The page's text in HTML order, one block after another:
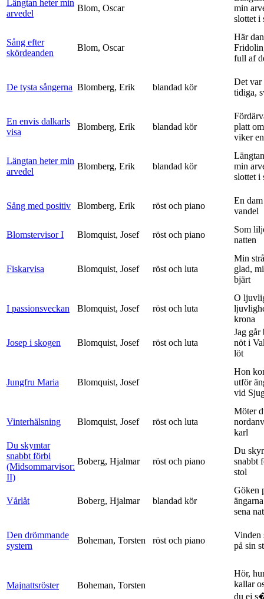
Längtan heter min
arvedel
Blom, Oscar
min
slottet i
Sång efter
skördeanden
Blom, Oscar
Här
full af
De tysta sångerna Blomberg, Erik blandad kör
Det var
tidiga,
En envis dalkarls
visa
Blomberg, Erik blandad kör
platt
viker
Längtan heter min
arvedel
Blomberg, Erik blandad kör
min
slottet i
Sång med positiv Blomberg, Erik röst och piano
En
vandel
Blomstervisor I Blomquist, Josef röst och piano
Som
natten
Fiskarvisa Blomquist, Josef röst och luta
Min
glad,
bjärt
I passionsveckan Blomquist, Josef röst och luta
O
krona
Josep i skogen Blomquist, Josef röst och luta
Jag går
nöt i
löt
Jungfru Maria Blomquist, Josef
Hon
utför
vid
Vinterhälsning Blomquist, Josef röst och luta
Möter
karl
Du skymtar
snabbt förbi
(Midsommarvisor:
II)
Boberg, Hjalmar röst och piano
Du
snabbt
stol
Vårlåt Boberg, Hjalmar blandad kör
Göken
sena
Den drömmande
systern
Boheman, Torsten röst och piano
Vinden
på sin
Majnattsröster Boheman, Torsten
Hör,
kallar
du ej